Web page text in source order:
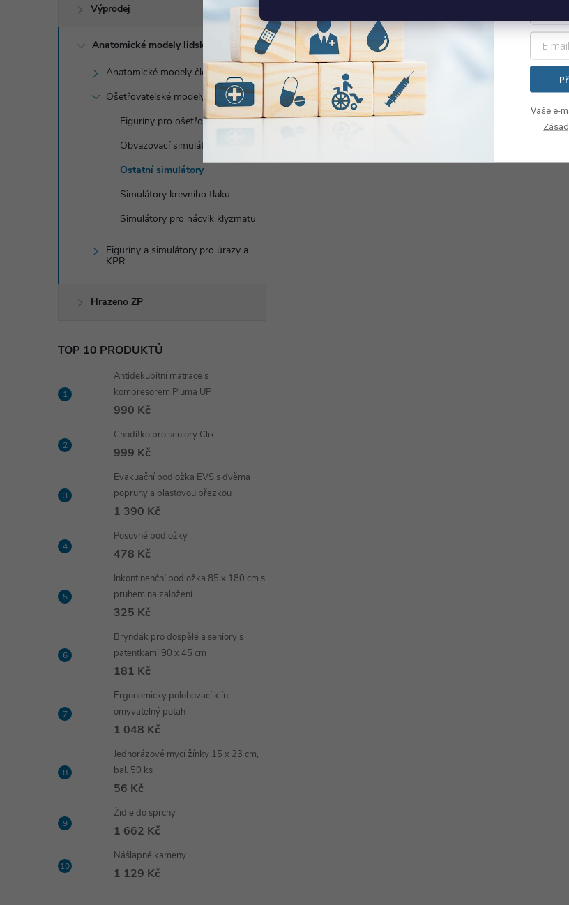
Výprodej
Anatomické modely lidského těla
Anatomické modely člověka
Ošetřovatelské modely
Figuríny pro ošetřovatelství
Obvazovací simulátory
Ostatní simulátory
Simulátory krevního tlaku
Simulátory pro nácvik klyzmatu
Figuríny a simulátory pro úrazy a
KPR
Hrazeno ZP
TOP 10 PRODUKTŮ
Antidekubitní matrace s
kompresorem Piuma UP
990 Kč
Chodítko pro seniory Clik
999 Kč
Evakuační podložka EVS s dvěma
popruhy a plastovou přezkou
1 390 Kč
Posuvné podložky
478 Kč
Inkontinenční podložka 85 x 180 cm s
pruhem na založení
325 Kč
Bryndák pro dospělé a seniory s
patentkami 90 x 45 cm
181 Kč
Ergonomicky polohovací klín,
omyvatelný potah
1 048 Kč
Jednorázové mycí žínky 15 x 23 cm,
bal. 50 ks
56 Kč
Židle do sprchy
1 662 Kč
Nášlapné kameny
1 129 Kč
Vaše e-